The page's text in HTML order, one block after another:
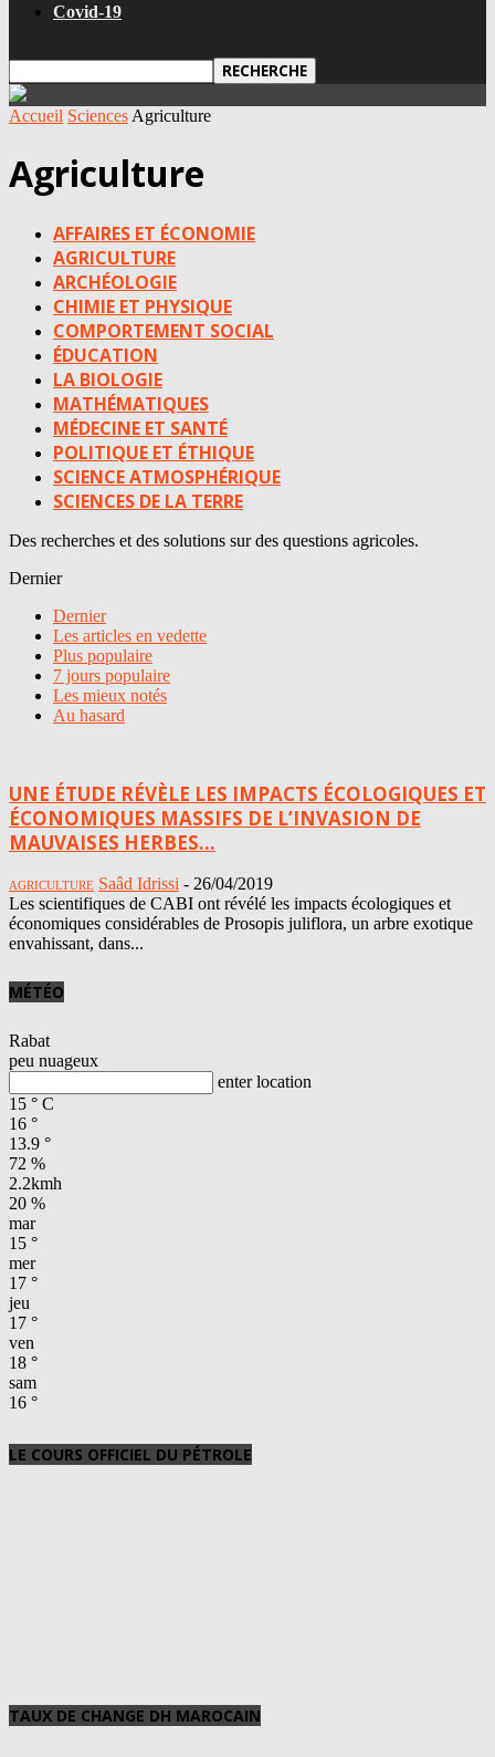
Covid-19
Accueil Sciences Agriculture
Agriculture
AFFAIRES ET ÉCONOMIE
AGRICULTURE
ARCHÉOLOGIE
CHIMIE ET PHYSIQUE
COMPORTEMENT SOCIAL
ÉDUCATION
LA BIOLOGIE
MATHÉMATIQUES
MÉDECINE ET SANTÉ
POLITIQUE ET ÉTHIQUE
SCIENCE ATMOSPHÉRIQUE
SCIENCES DE LA TERRE
Des recherches et des solutions sur des questions agricoles.
Dernier
Dernier
Les articles en vedette
Plus populaire
7 jours populaire
Les mieux notés
Au hasard
UNE ÉTUDE RÉVÈLE LES IMPACTS ÉCOLOGIQUES ET
ÉCONOMIQUES MASSIFS DE L’INVASION DE
MAUVAISES HERBES...
AGRICULTURE Saâd Idrissi - 26/04/2019
Les scientifiques de CABI ont révélé les impacts écologiques et
économiques considérables de Prosopis juliflora, un arbre exotique
envahissant, dans...
MÉTÉO
Rabat
peu nuageux
enter location
15 ° C
16 °
13.9 °
72 %
2.2kmh
20 %
mar
15 °
mer
17 °
jeu
17 °
ven
18 °
sam
16 °
LE COURS OFFICIEL DU PÉTROLE
TAUX DE CHANGE DH MAROCAIN